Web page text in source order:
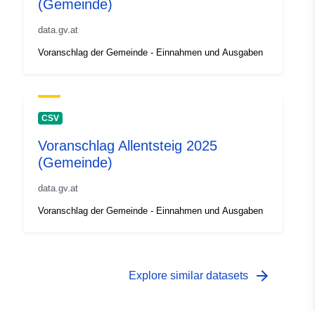
(Gemeinde)
data.gv.at
Voranschlag der Gemeinde - Einnahmen und Ausgaben
CSV
Voranschlag Allentsteig 2025
(Gemeinde)
data.gv.at
Voranschlag der Gemeinde - Einnahmen und Ausgaben
Explore similar datasets arrow_forward